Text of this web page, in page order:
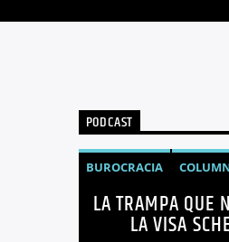
PODCAST
BUROCRACIA
GUIDO CALDERÓN
NOTICIAS
NOTICIAS
LA TRAMPA QUE
LA VISA